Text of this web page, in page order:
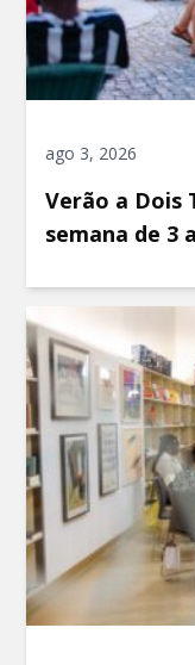
ago 3, 2026
Verão a Dois
semana de 3